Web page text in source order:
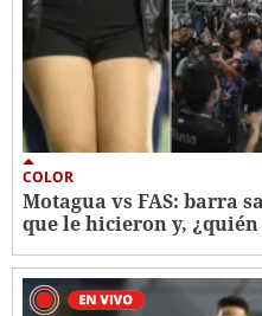
COLOR
Motagua vs FAS: barra
que le hicieron y,